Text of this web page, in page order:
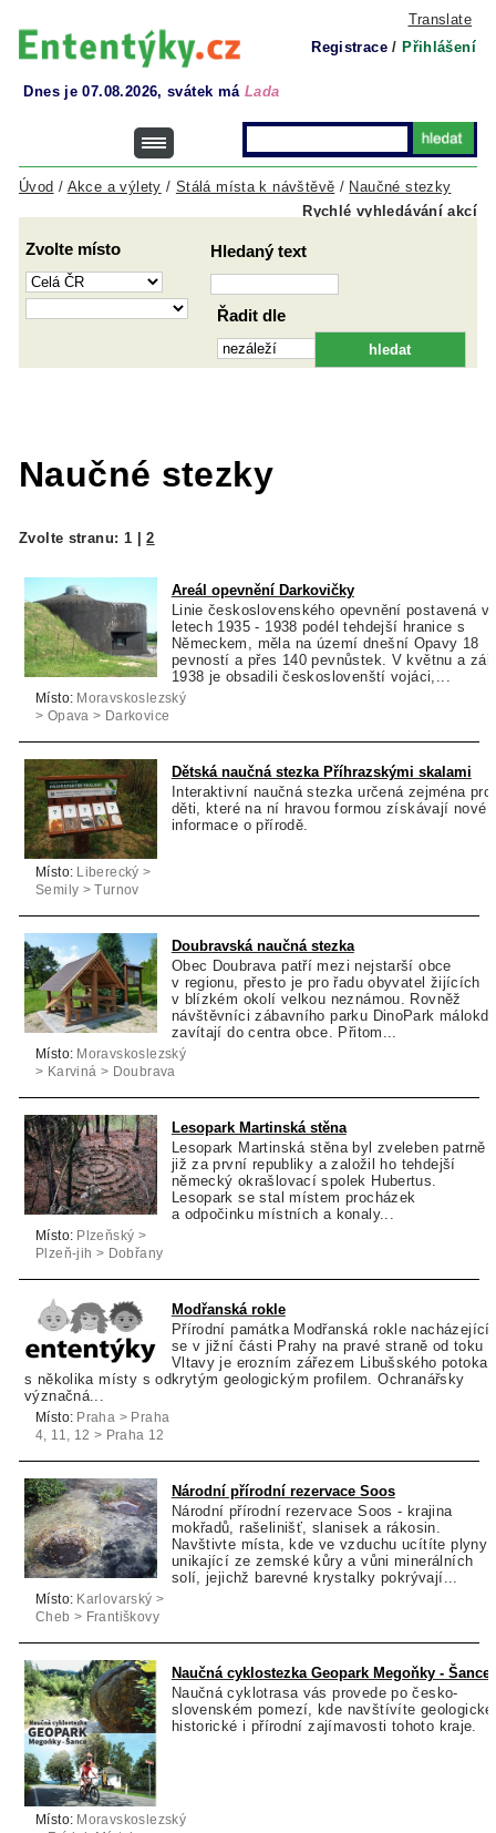
Translate
Registrace / Přihlášení
Dnes je 07.08.2026, svátek má Lada
Rychlé vyhledávání akcí
Úvod / Akce a výlety / Stálá místa k návštěvě / Naučné stezky
Zvolte místo Hledaný text
Řadit dle
Naučné stezky
Zvolte stranu: 1 |2
Areál opevnění Darkovičky
Linie československého opevnění postavená v
letech 1935 - 1938 podél tehdejší hranice s
Německem, měla na území dnešní Opavy 18
pevností a přes 140 pevnůstek. V květnu a září
1938 je obsadili českoslovenští vojáci,...
Místo: Moravskoslezský
> Opava > Darkovice
Dětská naučná stezka Příhrazskými skalami
Interaktivní naučná stezka určená zejména pro
děti, které na ní hravou formou získávají nové
informace o přírodě.
Místo:
Liberecký >
Semily > Turnov
Doubravská naučná stezka
Obec Doubrava patří mezi nejstarší obce
v regionu, přesto je pro řadu obyvatel žijících
v blízkém okolí velkou neznámou. Rovněž
návštěvníci zábavního parku DinoPark málokdy
zavítají do centra obce. Přitom...
Místo: Moravskoslezský
> Karviná > Doubrava
Lesopark Martinská stěna
Lesopark Martinská stěna byl zveleben patrně
již za první republiky a založil ho tehdejší
německý okrašlovací spolek Hubertus.
Lesopark se stal místem procházek
a odpočinku místních a konaly...
Místo: Plzeňský >
Plzeň-jih > Dobřany
Modřanská rokle
Přírodní památka Modřanská rokle nacházející
se v jižní části Prahy na pravé straně od toku
Vltavy je erozním zářezem Libušského potoka
s několika místy s odkrytým geologickým profilem. Ochranářsky
význačná...
Místo: Praha > Praha
4, 11, 12 > Praha 12
Národní přírodní rezervace Soos
Národní přírodní rezervace Soos - krajina
mokřadů, rašelinišť, slanisek a rákosin.
Navštivte místa, kde ve vzduchu ucítíte plyny
unikající ze zemské kůry a vůni minerálních
solí, jejichž barevné krystalky pokrývají...
Místo: Karlovarský >
Cheb > Františkovy
Naučná cyklostezka Geopark Megoňky - Šance
Naučná cyklotrasa vás provede po česko-
slovenském pomezí, kde navštívíte
historické i přírodní zajímavosti tohoto kraje.
Místo: Moravskoslezský